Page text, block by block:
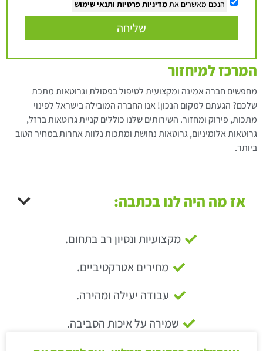
הנכם מאשרים אתמדיניות פרטיות ותנאי שימוש
שליחה
המרכז למיחזור
מחפשים חברה אמינה ומקצועית לטיפול בפסולת וגרוטאות מתכת
שלכם? הגעתם למקום הנכון! אנו החברה המובילה בישראל לפינוי
מתכות, פירוק ומחזור. השירותים שלנו כוללים קניית גרוטאות ברזל,
גרוטאות אלומיניום, גרוטאות נחושת ומתכות נלוות אחרות במחיר הטוב
ביותר.
אז מה היה לנו בכתבה:
מקצועיות ונסיון רב בתחום.
מחירים אטרקטיביים.
עבודה יעילה ומהירה.
שמירה על איכות הסביבה.